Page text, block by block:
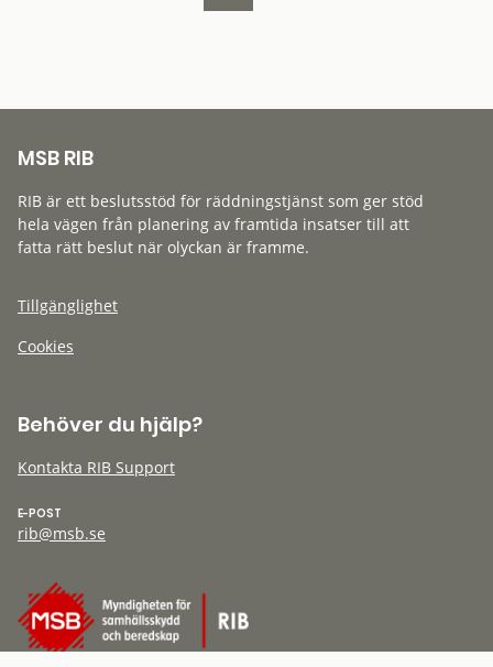
MSB RIB
RIB är ett beslutsstöd för räddningstjänst som ger stöd
hela vägen från planering av framtida insatser till att
fatta rätt beslut när olyckan är framme.
Tillgänglighet
Cookies
Behöver du hjälp?
Kontakta RIB Support
E-POST
rib@msb.se